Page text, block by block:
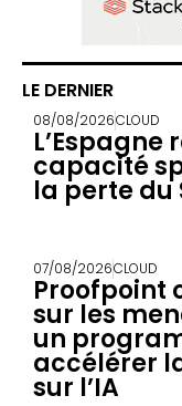
LE DERNIER
08/08/2026CLOUD
capacité
la perte du
07/08/2026CLOUD
Proofpoint
sur les
un
accélérer
sur l’IA